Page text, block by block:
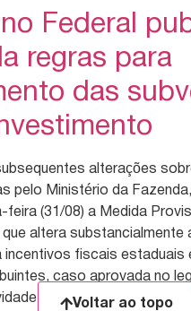
Federal
regras para
das
alterações
pelo Ministério da
feira (31/08) a Medida
que altera substancialmente
incentivos fiscais estaduais
caso aprovada no
trata da inclusão das
Voltar ao topo